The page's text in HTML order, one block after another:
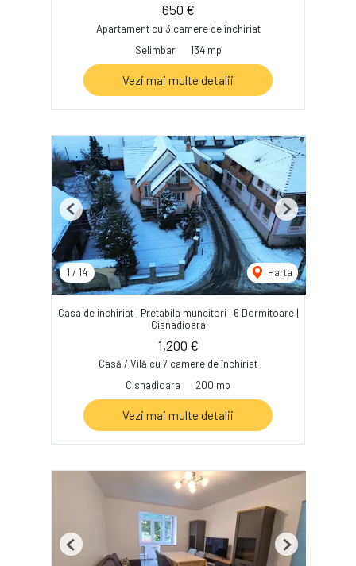
650 €
Apartament cu 3 camere de închiriat
Selimbar
134 mp
Vezi mai multe detalii
1 / 14 Harta
Previous Next
Casa de inchiriat | Pretabila muncitori | 6 Dormitoare |
Cisnadioara
1,200 €
Casă / Vilă cu 7 camere de închiriat
Cisnadioara
200 mp
Vezi mai multe detalii
Previous Next